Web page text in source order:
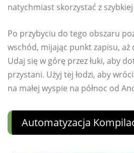
natychmiast skorzystać z
Po przybyciu do tego obszaru
wschód, mijając punkt zapisu, aż
Udaj się w górę przez łuki, aby
przystani. Użyj tej łodzi, aby
na małej wyspie na północ od
Automatyzacja